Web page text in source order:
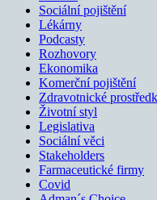
Sociální pojištění
Lékárny
Podcasty
Rozhovory
Ekonomika
Komerční pojištění
Zdravotnické
Životní styl
Legislativa
Sociální věci
Stakeholders
Farmaceutické firmy
Covid